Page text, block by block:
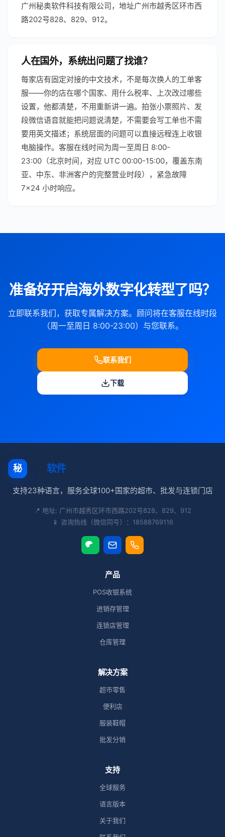
广州秘奥软件科技有限公司，地址广州市越秀区环市西
路202号828、829、912。
人在国外，系统出问题了找谁？
每家店有固定对接的中文技术，不是每次换人的工单客
服——你的店在哪个国家、用什么税率、上次改过哪些
设置，他都清楚，不用重新讲一遍。拍张小票照片、发
段微信语音就能把问题说清楚，不需要会写工单也不需
要用英文描述；系统层面的问题可以直接远程连上收银
电脑操作。客服在线时间为周一至周日 8:00-
23:00（北京时间，对应 UTC 00:00-15:00，覆盖东南
亚、中东、非洲客户的完整营业时段），紧急故障
7×24 小时响应。
准备好开启海外数字化转型了吗？
立即联系我们，获取专属解决方案。顾问将在客服在线时段
（周一至周日 8:00-23:00）与您联系。
联系我们
下载
秘 软件
支持23种语言，服务全球100+国家的超市、批发与连锁门店
📍 地址: 广州市越秀区环市西路202号828、829、912
📱 咨询热线（微信同号）：18588769116
产品
POS收银系统
进销存管理
连锁店管理
仓库管理
解决方案
超市零售
便利店
服装鞋帽
批发分销
支持
全球服务
语言版本
关于我们